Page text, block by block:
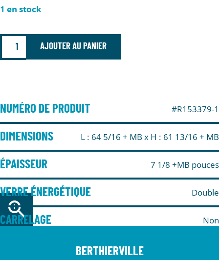
1 en stock
AJOUTER AU PANIER
NUMÉRO DE PRODUIT #R153379-1
DIMENSIONS L : 64 5/16 + MB x H : 61 13/16 + MB
ÉPAISSEUR 7 1/8 +MB pouces
VERRE ÉNERGÉTIQUE Double
CARRELAGE Non
BERTHIERVILLE